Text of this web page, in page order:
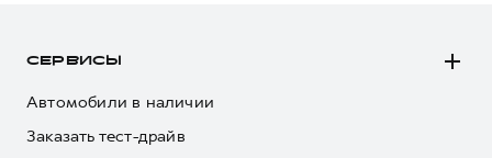
СЕРВИСЫ
Автомобили в наличии
Заказать тест-драйв